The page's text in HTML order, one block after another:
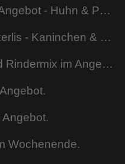
Futterfleisch im Angebot - Huhn & Pute.
Echte Futterleckerlis - Kaninchen & Kabeljau.
Schlachtmix und Rindermix im Angebot.
Wochenende.